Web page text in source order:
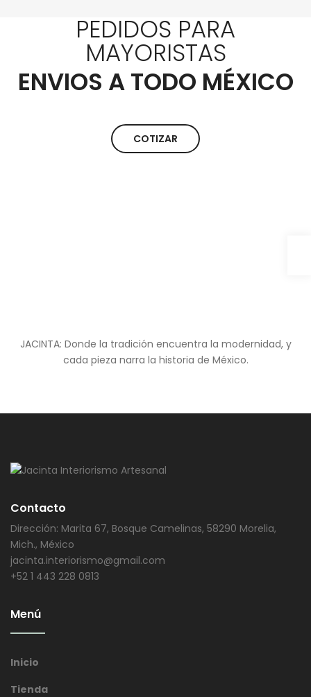
PEDIDOS PARA
MAYORISTAS
ENVIOS A TODO MÉXICO
COTIZAR
JACINTA: Donde la tradición encuentra la modernidad, y
cada pieza narra la historia de México.
Contacto
Dirección: Marita 67, Bosque Camelinas, 58290 Morelia,
Mich., México
jacinta.interiorismo@gmail.com
+52 1 443 228 0813
Menú
Inicio
Tienda